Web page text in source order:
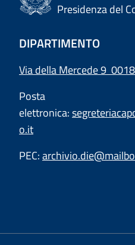
Presidenza del
DIPARTIMENTO
Via della Mercede 9
Posta
elettronica:
o.it
PEC: